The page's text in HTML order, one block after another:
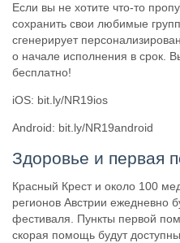
Если вы не хотите что-то
сохранить свои любимые
сгенерирует
о начале исполнения в срок.
бесплатно!
iOS: bit.ly/NR19ios
Android: bit.ly/NR19android
Здоровье и первая
Красный Крест и около 100
регионов Австрии ежедневно
фестиваля. Пункты первой
скорая помощь будут